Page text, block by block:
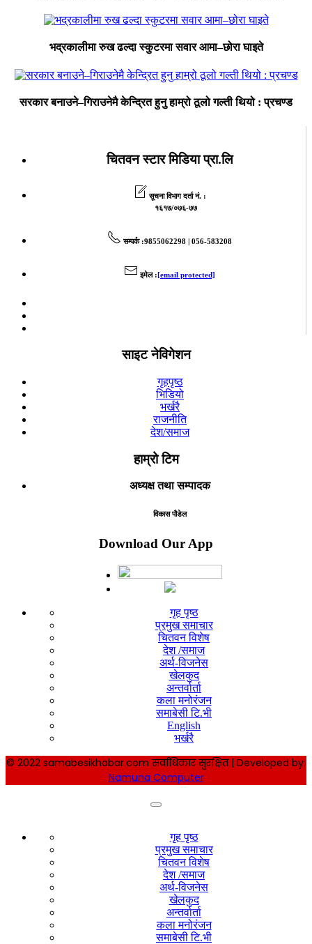
भद्रकालीमा रुख ढल्दा स्कुटरमा सवार आमा–छोरा घाइते
सरकार बनाउने–गिराउनेमै केन्द्रित हुनु हाम्रो ठूलो गल्ती थियो : प्रचण्ड
चितवन स्टार मिडिया प्रा.लि
सूचना विभाग दर्ता नं. :
१६१७/०७६-७७
सम्पर्क:9855062298 | 056-583208
इमेल:[email protected]
साइट नेविगेशन
गृहपृष्ठ
भिडियो
भर्खरै
राजनीति
देश/समाज
हाम्रो टिम
अध्यक्ष तथा सम्पादक
विकास पौडेल
Download Our App
गृह पृष्ठ
प्रमुख समाचार
चितवन विशेष
देश /समाज
अर्थ-विजनेस
खेलकुद
अन्तर्वार्ता
कला मनोरंजन
समाबेसी टि.भी
English
भर्खरै
© 2022 samabesikhabar.com सर्वाधिकार सुरक्षित | Developed by:
Namuna Computer
गृह पृष्ठ
प्रमुख समाचार
चितवन विशेष
देश /समाज
अर्थ-विजनेस
खेलकुद
अन्तर्वार्ता
कला मनोरंजन
समाबेसी टि.भी